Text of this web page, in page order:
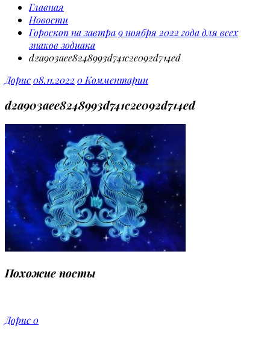
Главная
Новости
Гороскоп на завтра 9 ноября 2022 года для всех
знаков зодиака
d2a903aee8248993d741c2e092d714ed
Дорис08.11.2022 0 Комментарии
d2a903aee8248993d741c2e092d714ed
Похожие посты
Дорис0